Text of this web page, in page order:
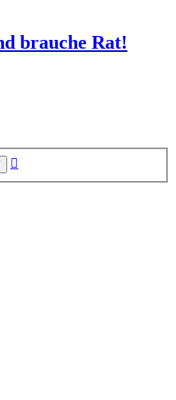
brauche Rat!
Suche